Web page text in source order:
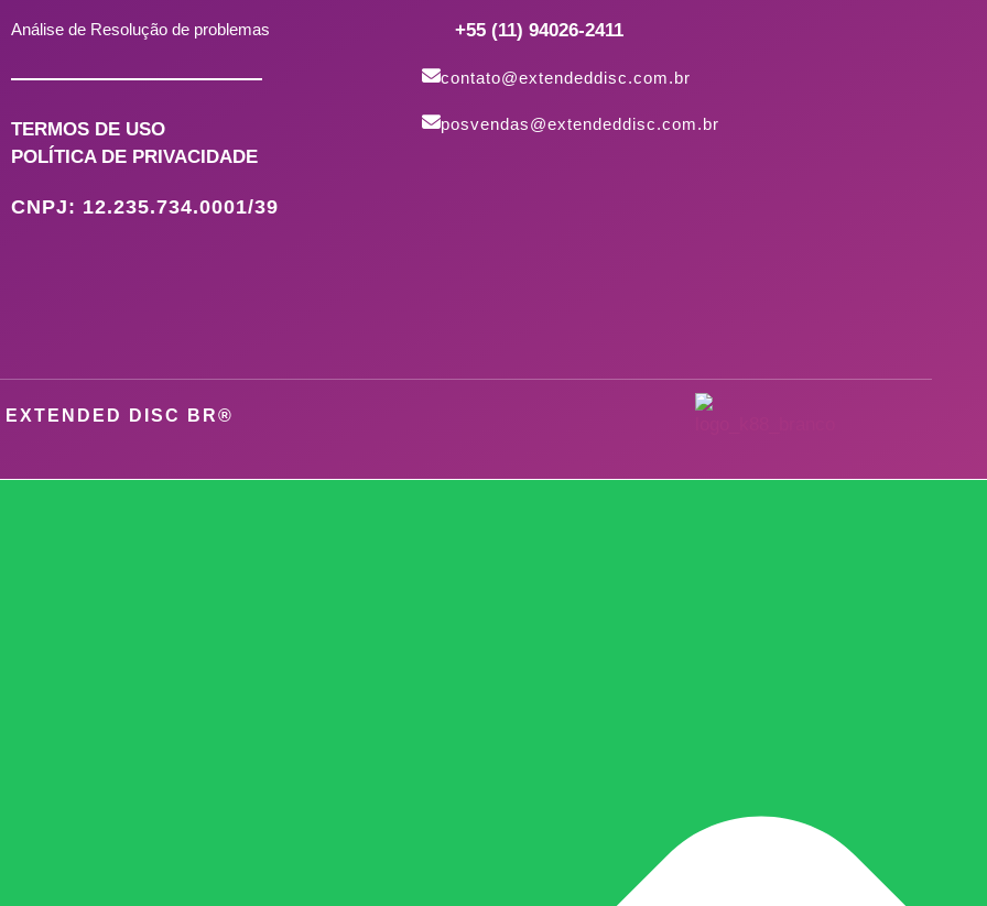
Análise de Resolução de problemas
TERMOS DE USO
POLÍTICA DE PRIVACIDADE
CNPJ: 12.235.734.0001/39
+55 (11) 94026-2411
contato@extendeddisc.com.br
posvendas@extendeddisc.com.br
DISC BR®